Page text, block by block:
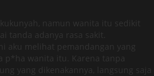
namun wanita itu sedikit
tanda adanya rasa sakit.
aku melihat pemandangan yang
p*ha wanita itu. Karena tanpa
yang dikenakannya, langsung saja